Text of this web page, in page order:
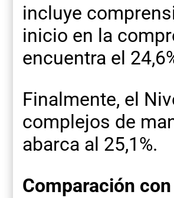
incluye
inicio en la
encuentra el
Finalmente, el
complejos de
abarca al 25,1%.
Comparación